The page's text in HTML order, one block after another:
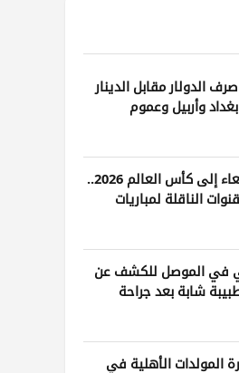
الدولار مقابل الدينار
وأربيل وعموم
من ودية الأربعاء إلى كأس العالم 2026..
الناقلة لمباريات
في الموصل للكشف عن
شابة بعد جراحة
المولدات الأهلية في